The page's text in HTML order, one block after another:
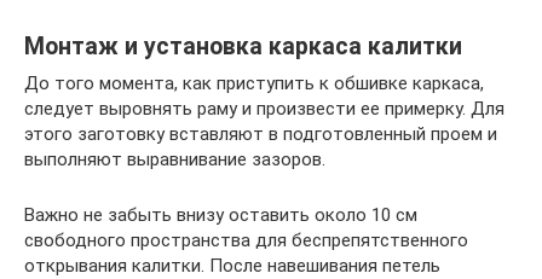
Монтаж и установка каркаса калитки
До того момента, как приступить к обшивке каркаса,
следует выровнять раму и произвести ее примерку. Для
этого заготовку вставляют в подготовленный проем и
выполняют выравнивание зазоров.
Важно не забыть внизу оставить около 10 см
свободного пространства для беспрепятственного
открывания калитки. После навешивания петель